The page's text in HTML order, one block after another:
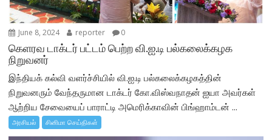
June 8, 2024 reporter 0
கெளரவ டாக்டர் பட்டம் பெற்ற வி.ஐ.டி பல்கலைக்கழக
நிறுவனர்
இந்தியக் கல்வி வளர்ச்சியில் வி.ஐ.டி பல்கலைக்கழகத்தின்
நிறுவனரும் வேந்தருமான டாக்டர் கோ.விஸ்வநாதன் ஐயா அவர்கள்
ஆற்றிய சேவையைப் பாராட்டி அமெரிக்காவின் பிங்ஹாம்டன் ...
அரசியல் சினிமா செய்திகள்